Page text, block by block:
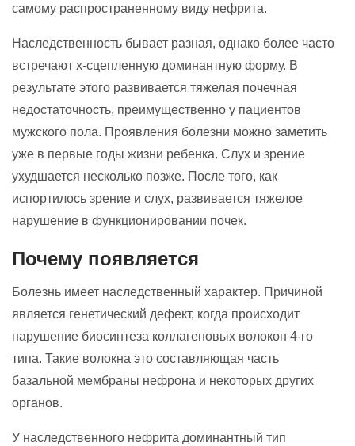
самому распространенному виду нефрита.
Наследственность бывает разная, однако более часто
встречают x-сцепленную доминантную форму. В
результате этого развивается тяжелая почечная
недостаточность, преимущественно у пациентов
мужского пола. Проявления болезни можно заметить
уже в первые годы жизни ребенка. Слух и зрение
ухудшается несколько позже. После того, как
испортилось зрение и слух, развивается тяжелое
нарушение в функционировании почек.
Почему появляется
Болезнь имеет наследственный характер. Причиной
является генетический дефект, когда происходит
нарушение биосинтеза коллагеновых волокон 4-го
типа. Такие волокна это составляющая часть
базальной мембраны нефрона и некоторых других
органов.
У наследственного нефрита доминантный тип